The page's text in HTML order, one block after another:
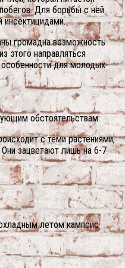
Для борьбы с ней
инсектицидами.
громадна возможность
этого направляться
для молодых
обстоятельствам:
с теми растениями,
зацветают лишь на 6-7
летом кампсис